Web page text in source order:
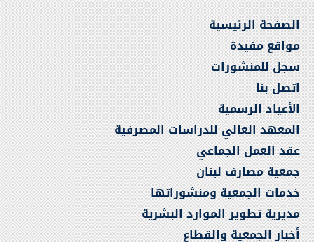
الصفحة الرئيسية
مواقع مفيدة
سجل للمنشورات
اتصل بنا
الأعياد الرسمية
المعهد العالي للدراسات المصرفية
عقد العمل الجماعي
جمعية مصارف لبنان
خدمات الجمعية ومنشوراتها
مديرية تطوير الموارد البشرية
أخبار الجمعية والقطاع